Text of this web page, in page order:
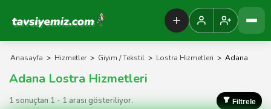
Tavsiyemiz Anasayfa
Anasayfa > Hizmetler > Giyim / Tekstil > Lostra Hizmetleri > Adana
Adana Lostra Hizmetleri
1 sonuçtan 1 - 1 arası gösteriliyor. Filtrele